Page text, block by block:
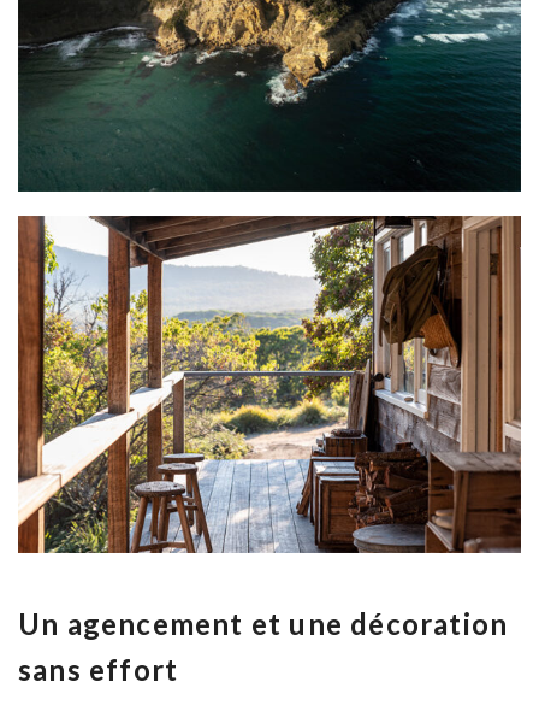
Un agencement et une décoration
sans effort